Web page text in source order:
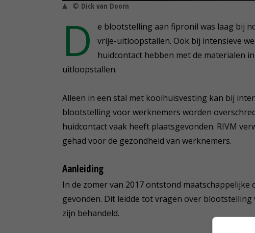
© Dick van Doorn
D
e blootstelling aan fipronil was laag bij
vrije-uitloopstallen. Ook bij intensieve
huidcontact hebben met de materialen
uitloopstallen.
Alleen in een stal met kooihuisvesting kan bij
blootstelling voor werknemers worden
huidcontact vaak heeft plaatsgevonden. RIVM
gehad voor de gezondheid van werknemers.
Aanleiding
In de zomer van 2017 ontstond
gevonden. Dit leidde tot vragen over
zijn behandeld.